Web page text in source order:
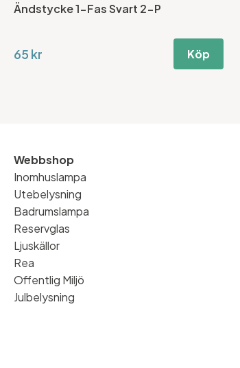
Ändstycke 1-Fas Svart 2-P
65 kr Köp
Webbshop
Inomhuslampa
Utebelysning
Badrumslampa
Reservglas
Ljuskällor
Rea
Offentlig Miljö
Julbelysning